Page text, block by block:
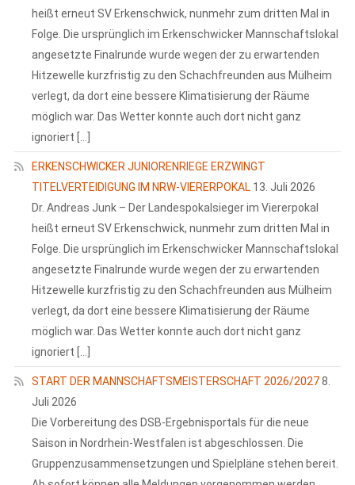
heißt erneut SV Erkenschwick, nunmehr zum dritten Mal in
Folge. Die ursprünglich im Erkenschwicker Mannschaftslokal
angesetzte Finalrunde wurde wegen der zu erwartenden
Hitzewelle kurzfristig zu den Schachfreunden aus Mülheim
verlegt, da dort eine bessere Klimatisierung der Räume
möglich war. Das Wetter konnte auch dort nicht ganz
ignoriert […]
ERKENSCHWICKER JUNIORENRIEGE ERZWINGT
TITELVERTEIDIGUNG IM NRW-VIERERPOKAL 13. Juli 2026
Dr. Andreas Junk – Der Landespokalsieger im Viererpokal
heißt erneut SV Erkenschwick, nunmehr zum dritten Mal in
Folge. Die ursprünglich im Erkenschwicker Mannschaftslokal
angesetzte Finalrunde wurde wegen der zu erwartenden
Hitzewelle kurzfristig zu den Schachfreunden aus Mülheim
verlegt, da dort eine bessere Klimatisierung der Räume
möglich war. Das Wetter konnte auch dort nicht ganz
ignoriert […]
START DER MANNSCHAFTSMEISTERSCHAFT 2026/20278.
Juli 2026
Die Vorbereitung des DSB-Ergebnisportals für die neue
Saison in Nordrhein-Westfalen ist abgeschlossen. Die
Gruppenzusammensetzungen und Spielpläne stehen bereit.